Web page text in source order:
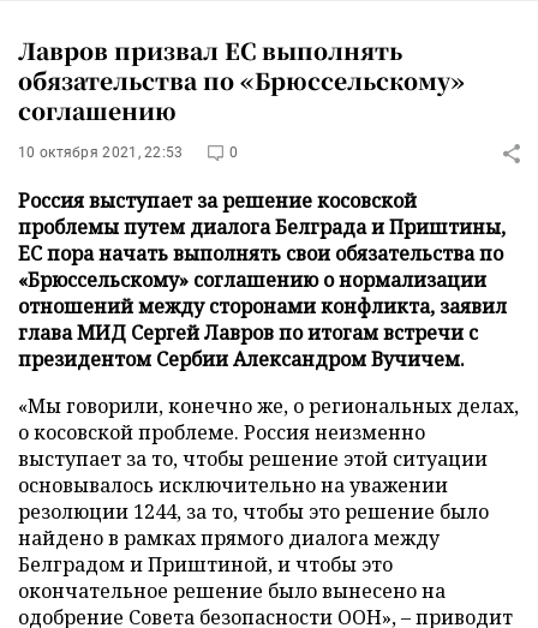
Лавров призвал ЕС выполнять
обязательства по «Брюссельскому»
соглашению
10 октября 2021, 22:53 0
Россия выступает за решение косовской
проблемы путем диалога Белграда и Приштины,
ЕС пора начать выполнять свои обязательства по
«Брюссельскому» соглашению о нормализации
отношений между сторонами конфликта, заявил
глава МИД Сергей Лавров по итогам встречи с
президентом Сербии Александром Вучичем.
«Мы говорили, конечно же, о региональных делах,
о косовской проблеме. Россия неизменно
выступает за то, чтобы решение этой ситуации
основывалось исключительно на уважении
резолюции 1244, за то, чтобы это решение было
найдено в рамках прямого диалога между
Белградом и Приштиной, и чтобы это
окончательное решение было вынесено на
одобрение Совета безопасности ООН», – приводит